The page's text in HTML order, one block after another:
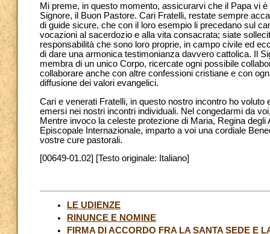
Mi preme, in questo momento, assicurarvi che il Papa vi
Signore, il Buon Pastore. Cari Fratelli, restate sempre
di guide sicure, che con il loro esempio li precedano sul
vocazioni al sacerdozio e alla vita consacrata; siate
responsabilità che sono loro proprie, in campo civile ed
di dare una armonica testimonianza davvero cattolica. Il
membra di un unico Corpo, ricercate ogni possibile
collaborare anche con altre confessioni cristiane e con
diffusione dei valori evangelici.
Cari e venerati Fratelli, in questo nostro incontro ho
emersi nei nostri incontri individuali. Nel congedarmi da
Mentre invoco la celeste protezione di Maria, Regina
Episcopale Internazionale, imparto a voi una cordiale
vostre cure pastorali.
[00649-01.02] [Testo originale: Italiano]
LE UDIENZE
RINUNCE E NOMINE
FIRMA DI ACCORDO FRA LA SANTA SEDE E